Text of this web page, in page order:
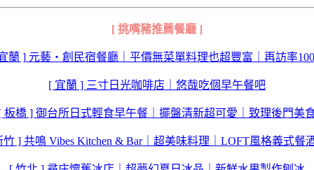
[ 挑嘴豬推薦餐廳 ]
蘭 ] 元藝‧創民宿餐廳｜平價無菜單料理也超豐富｜再訪率
[ 宜蘭 ] 三寸日光咖啡店｜悠哉吃個早午餐吧
板橋 ] 御台所日式輕食早午餐｜擺盤清新超可愛｜致理後門美
竹 ] 共鳴 Vibes Kitchen & Bar｜超美味料理｜LOFT風格義式餐